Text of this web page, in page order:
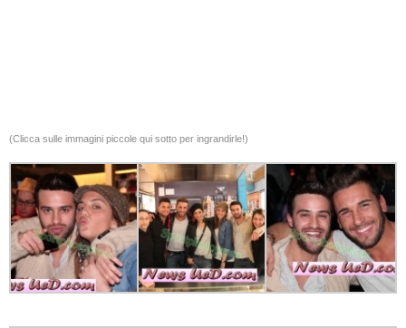
(Clicca sulle immagini piccole qui sotto per ingrandirle!)